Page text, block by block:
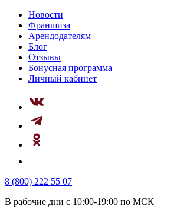
Новости
Франшиза
Арендодателям
Блог
Отзывы
Бонусная программа
Личный кабинет
8 (800) 222 55 07
В рабочие дни с 10:00-19:00 по МСК